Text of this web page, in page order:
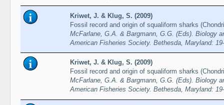
Kriwet, J. & Klug, S. (2009)
Fossil record and origin of squaliform sharks
McFarlane, G.A. & Bargmann, G.G. (Eds). Biology
American Fisheries Society. Bethesda, Maryland:
Kriwet, J. & Klug, S. (2009)
Fossil record and origin of squaliform sharks
McFarlane, G.A. & Bargmann, G.G. (Eds). Biology
American Fisheries Society. Bethesda, Maryland: